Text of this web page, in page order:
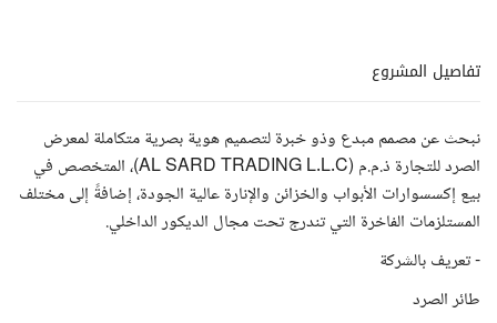
تفاصيل المشروع
نبحث عن مصمم مبدع وذو خبرة لتصميم هوية بصرية متكاملة لمعرض
الصرد للتجارة ذ.م.م (AL SARD TRADING L.L.C)، المتخصص في
بيع إكسسوارات الأبواب والخزائن والإنارة عالية الجودة، إضافةً إلى مختلف
المستلزمات الفاخرة التي تندرج تحت مجال الديكور الداخلي.
- تعريف بالشركة
طائر الصرد